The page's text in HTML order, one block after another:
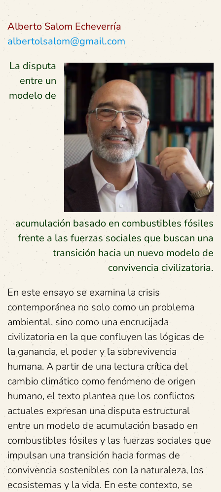
Alberto Salom Echeverría
albertolsalom@gmail.com
La disputa
entre un
modelo de
acumulación basado en combustibles fósiles
frente a las fuerzas sociales que buscan una
transición hacia un nuevo modelo de
convivencia civilizatoria.
En este ensayo se examina la crisis
contemporánea no solo como un problema
ambiental, sino como una encrucijada
civilizatoria en la que confluyen las lógicas de
la ganancia, el poder y la sobrevivencia
humana. A partir de una lectura crítica del
cambio climático como fenómeno de origen
humano, el texto plantea que los conflictos
actuales expresan una disputa estructural
entre un modelo de acumulación basado en
combustibles fósiles y las fuerzas sociales que
impulsan una transición hacia formas de
convivencia sostenibles con la naturaleza, los
ecosistemas y la vida. En este contexto, se